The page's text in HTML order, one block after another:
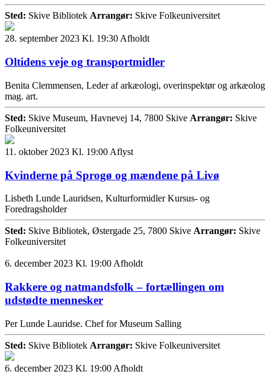
Sted: Skive Bibliotek Arrangør: Skive Folkeuniversitet
28. september 2023 Kl. 19:30Afholdt
Oltidens veje og transportmidler
Benita Clemmensen, Leder af arkæologi, overinspektør og arkæolog
mag. art.
Sted: Skive Museum, Havnevej 14, 7800 Skive Arrangør: Skive
Folkeuniversitet
11. oktober 2023 Kl. 19:00 Aflyst
Kvinderne på Sprogø og mændene på Livø
Lisbeth Lunde Lauridsen, Kulturformidler Kursus- og
Foredragsholder
Sted: Skive Bibliotek, Østergade 25, 7800 Skive Arrangør: Skive
Folkeuniversitet
6. december 2023 Kl. 19:00 Afholdt
Rakkere og natmandsfolk – fortællingen om
udstødte mennesker
Per Lunde Lauridse. Chef for Museum Salling
Sted: Skive Bibliotek Arrangør: Skive Folkeuniversitet
6. december 2023 Kl. 19:00 Afholdt